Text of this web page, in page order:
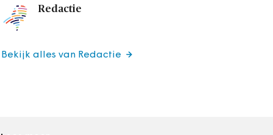
Redactie
Bekijk alles van Redactie